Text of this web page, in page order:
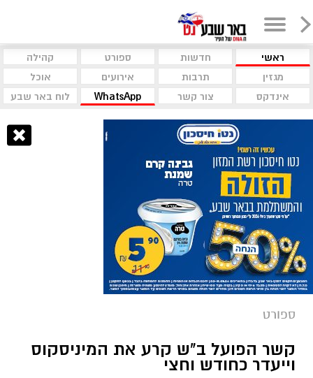
ראשי חדשות ספורט
קהילה
מגזין
תרבות אירועים
אוכל
אינדקס
צור קשר WhatsApp לוח באר שבע
ספורט
קשר הפועל ב"ש קרע את המיניסקוס
וייעדר כחודש וחצי